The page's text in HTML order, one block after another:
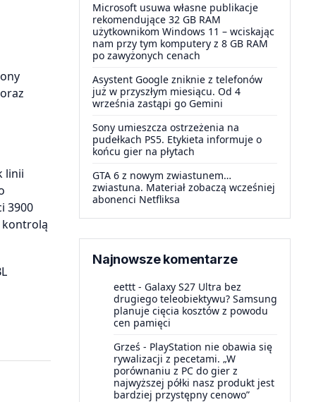
linii
3900
kontrolą
Microsoft usuwa własne publikacje
rekomendujące 32 GB RAM
użytkownikom Windows 11 – wciskając
nam przy tym komputery z 8 GB RAM
po zawyżonych cenach
Asystent Google zniknie z telefonów
już w przyszłym miesiącu. Od 4
września zastąpi go Gemini
Sony umieszcza ostrzeżenia na
pudełkach PS5. Etykieta informuje o
końcu gier na płytach
GTA 6 z nowym zwiastunem…
zwiastuna. Materiał zobaczą wcześniej
abonenci Netfliksa
Najnowsze komentarze
eettt - Galaxy S27 Ultra bez
drugiego teleobiektywu? Samsung
planuje cięcia kosztów z powodu
cen pamięci
Grześ - PlayStation nie obawia się
rywalizacji z pecetami. „W
porównaniu z PC do gier z
najwyższej półki nasz produkt jest
bardziej przystępny cenowo”